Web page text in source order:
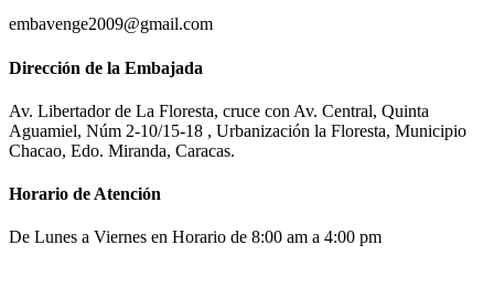
embavenge2009@gmail.com
Dirección de la Embajada
Av. Libertador de La Floresta, cruce con Av. Central, Quinta
Aguamiel, Núm 2-10/15-18 , Urbanización la Floresta, Municipio
Chacao, Edo. Miranda, Caracas.
Horario de Atención
De Lunes a Viernes en Horario de 8:00 am a 4:00 pm